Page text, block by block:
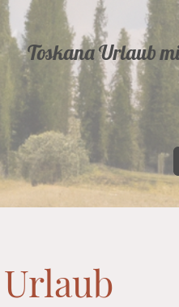
Toskana Urlaub